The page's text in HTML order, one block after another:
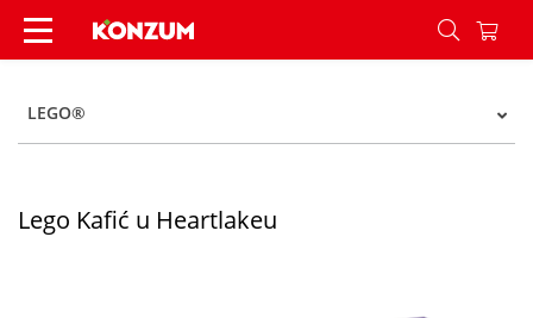
Lego Kafić u Heartlakeu - Konzum
LEGO®
Lego Kafić u Heartlakeu